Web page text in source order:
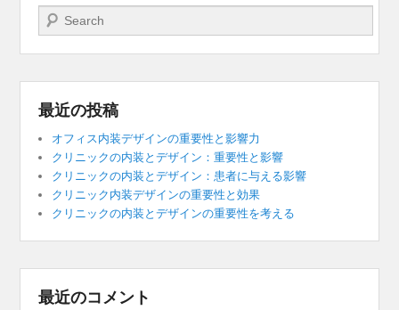
検索開始
最近の投稿
オフィス内装デザインの重要性と影響力
クリニックの内装とデザイン：重要性と影響
クリニックの内装とデザイン：患者に与える影響
クリニック内装デザインの重要性と効果
クリニックの内装とデザインの重要性を考える
最近のコメント